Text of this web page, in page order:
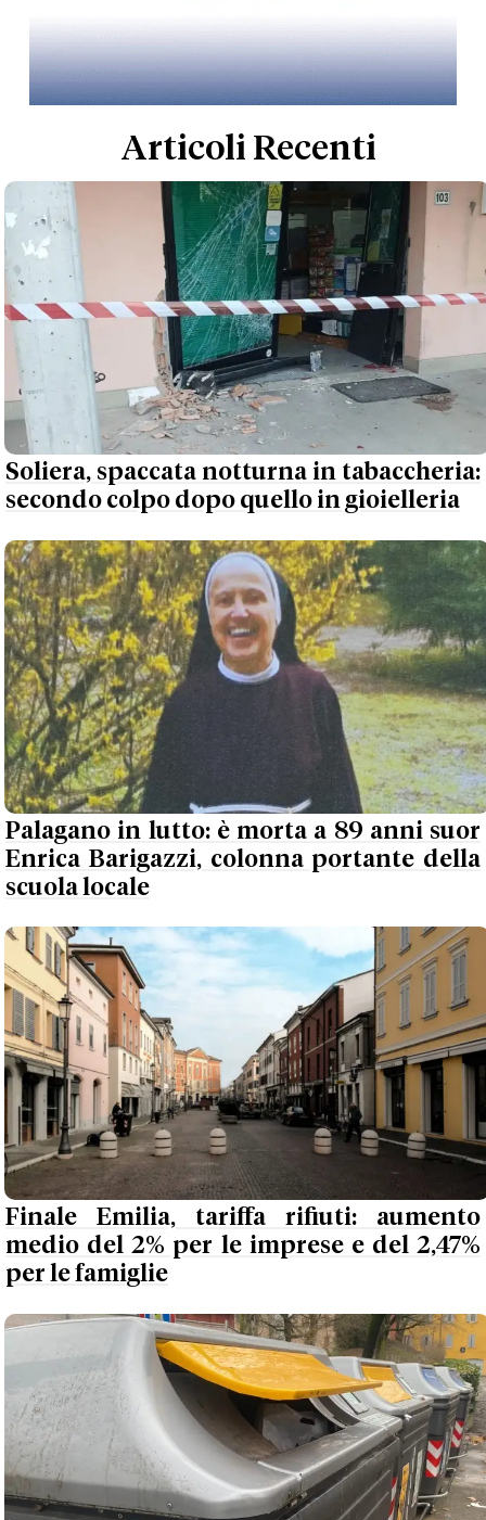
Articoli Recenti
Soliera, spaccata notturna in tabaccheria:
secondo colpo dopo quello in gioielleria
Palagano in lutto: è morta a 89 anni suor
Enrica Barigazzi, colonna portante della
scuola locale
Finale Emilia, tariffa rifiuti: aumento
medio del 2% per le imprese e del 2,47%
per le famiglie